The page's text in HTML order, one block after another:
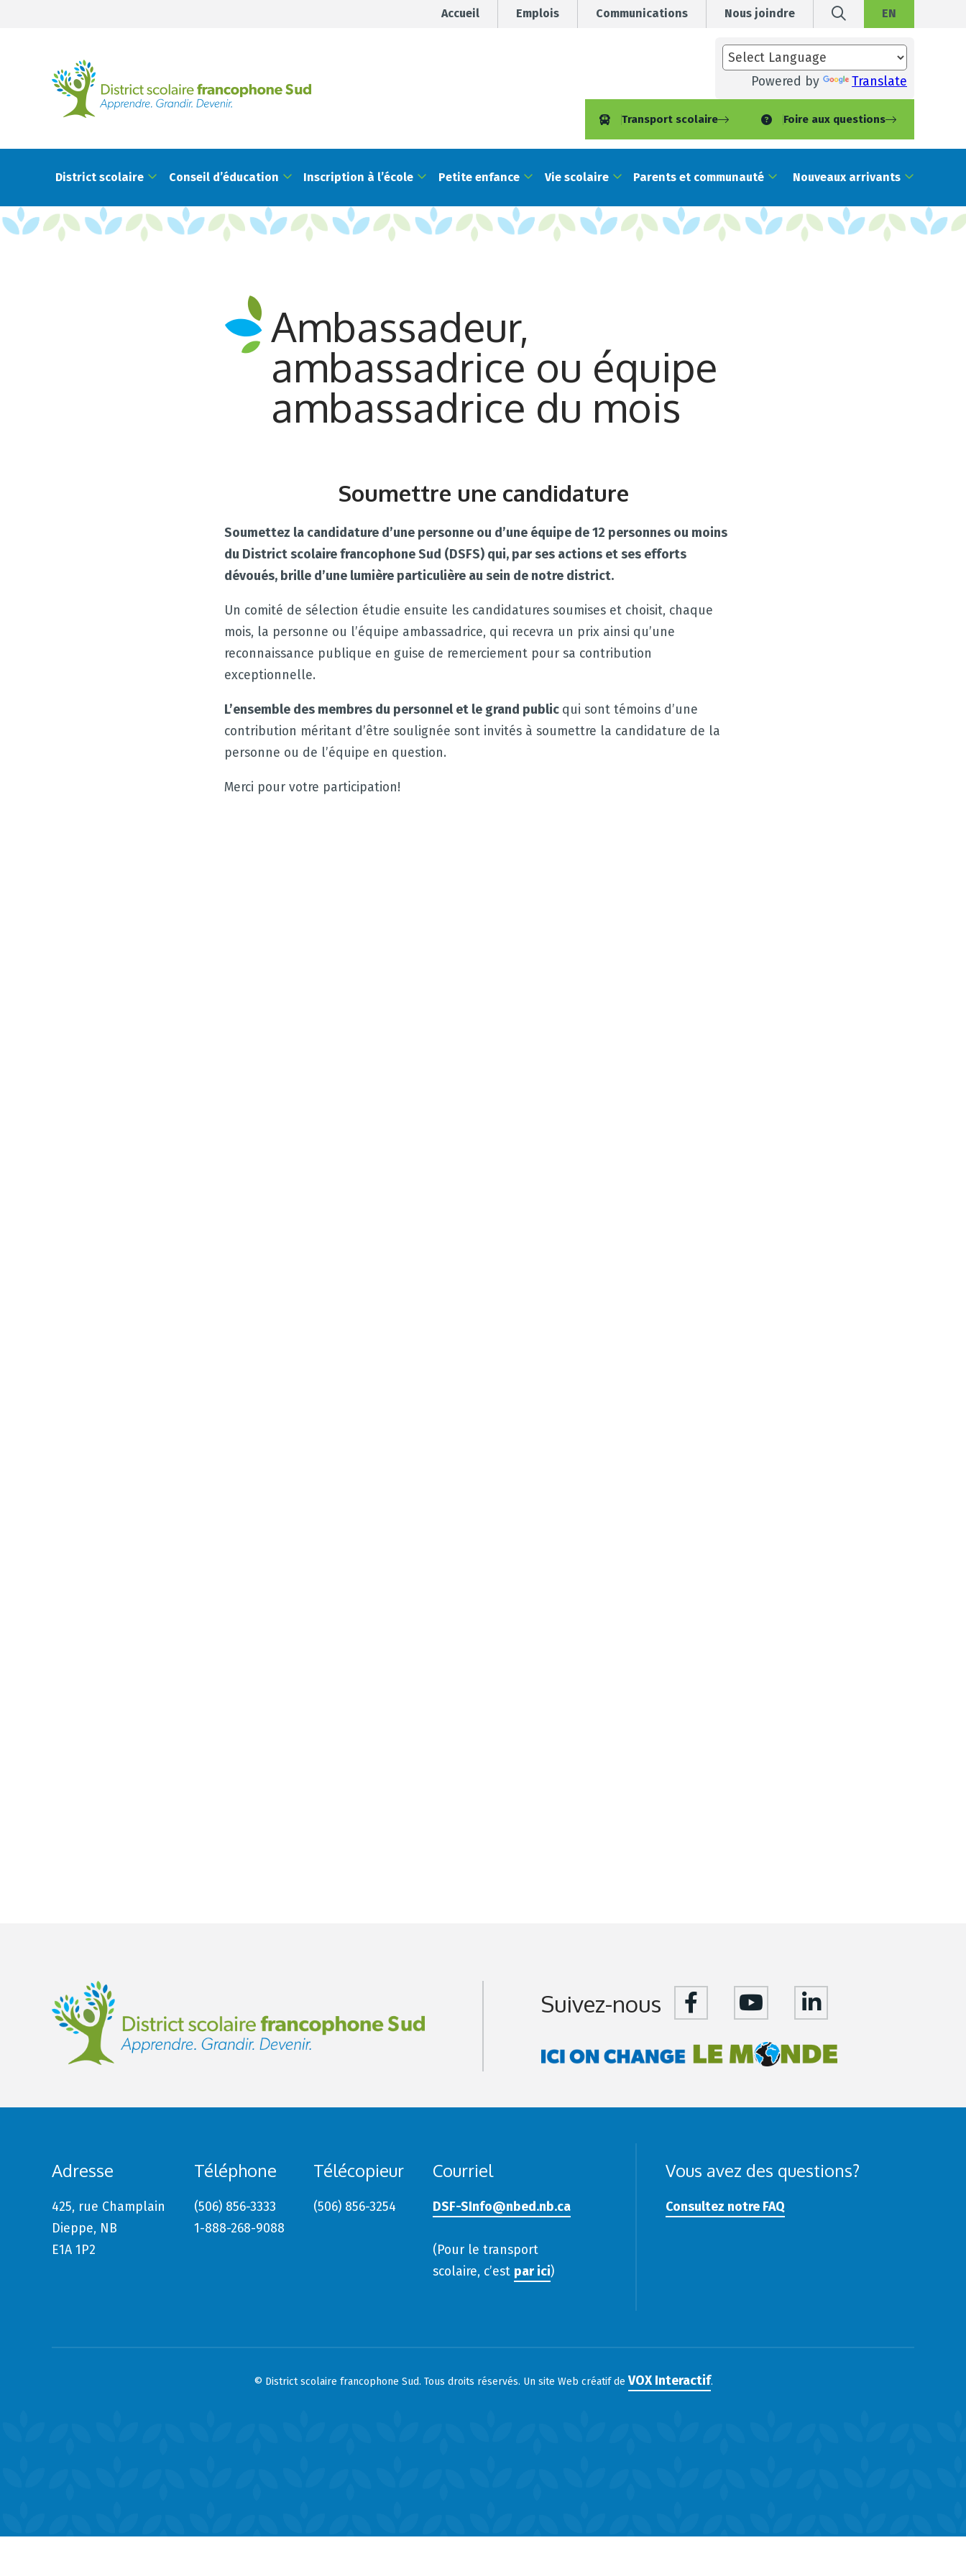
Accueil Emplois Communications Nous joindre EN
Powered by Translate
Transport scolaire Foire aux questions
District scolaire Conseil d’éducation Inscription à l’école Petite enfance Vie scolaire Parents et communauté Nouveaux arrivants
Ambassadeur,
ambassadrice ou équipe
ambassadrice du mois
Soumettre une candidature
Soumettez la candidature d’une personne ou d’une équipe de 12 personnes ou moins
du District scolaire francophone Sud (DSFS) qui, par ses actions et ses efforts
dévoués, brille d’une lumière particulière au sein de notre district.
Un comité de sélection étudie ensuite les candidatures soumises et choisit, chaque
mois, la personne ou l’équipe ambassadrice, qui recevra un prix ainsi qu’une
reconnaissance publique en guise de remerciement pour sa contribution
exceptionnelle.
L’ensemble des membres du personnelet le grand public qui sont témoins d’une
contribution méritant d’être soulignée sont invités à soumettre la candidature de la
personne ou de l’équipe en question.
Merci pour votre participation!
Suivez-nous
Adresse
425, rue Champlain
Dieppe, NB
E1A 1P2
Téléphone
(506) 856-3333
1-888-268-9088
Télécopieur
(506) 856-3254
Courriel
DSF-SInfo@nbed.nb.ca
(Pour le transport
scolaire, c’est par ici)
Vous avez des questions?
Consultez notre FAQ
© District scolaire francophone Sud. Tous droits réservés. Un site Web créatif de VOX Interactif.